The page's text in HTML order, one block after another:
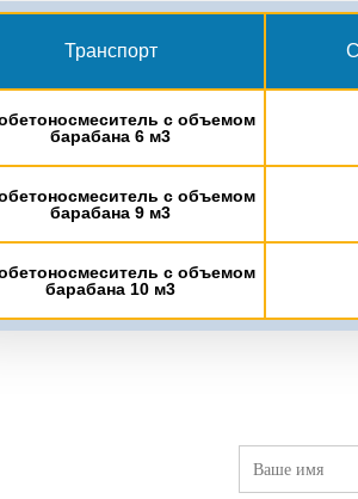
Транспорт
с объемом
барабана 6 м3
с объемом
барабана 9 м3
с объемом
барабана 10 м3